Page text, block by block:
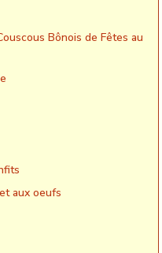
Bônois de Fêtes au
aux oeufs